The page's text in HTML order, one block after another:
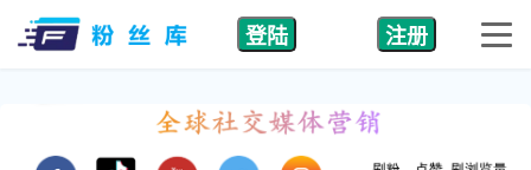
登陆 注册